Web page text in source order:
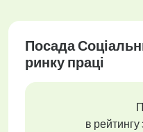
Посада
ринку праці
в рейтингу